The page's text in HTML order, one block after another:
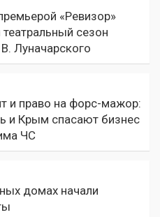
«Ревизор»
сезон
Луначарского
и право на форс-мажор:
и Крым спасают бизнес
ЧС
домах начали